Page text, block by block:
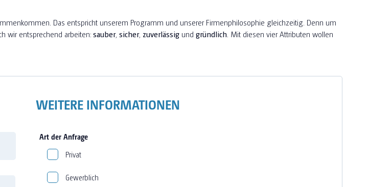
Das entspricht unserem Programm und unserer Firmenphilosophie gleichzeitig. Denn um
wir entsprechend arbeiten:sauber, sicher, zuverlässig und gründlich . Mit diesen vier Attributen wollen
WEITERE INFORMATIONEN
Art der Anfrage
Privat
Gewerblich